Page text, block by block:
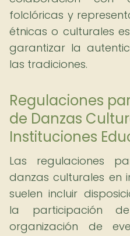
folclóricas y
étnicas o culturales
garantizar la
las tradiciones.
Regulaciones
de Danzas
Instituciones
Las regulaciones
danzas culturales en
suelen incluir
la participación
organización de